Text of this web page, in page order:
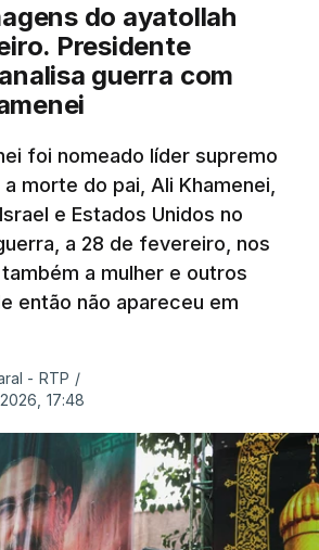
do ayatollah
Presidente
guerra com
foi nomeado líder supremo
morte do pai, Ali Khamenei,
e Estados Unidos no
a 28 de fevereiro, nos
a mulher e outros
então não apareceu em
- RTP /
17:48